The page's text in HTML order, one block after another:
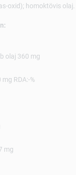
oxid); homoktövis olaj.
olaj 360 mg
RDA:-%
mg